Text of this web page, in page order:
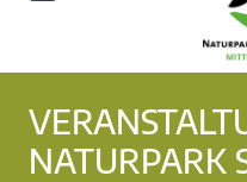
NATURPARK